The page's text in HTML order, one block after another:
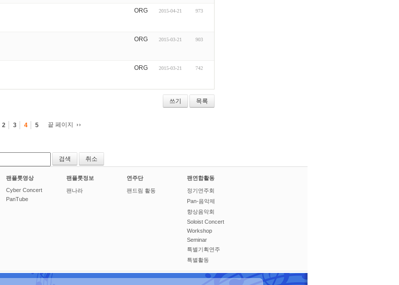
ORG 2015-04-21 973
ORG 2015-03-21 903
ORG 2015-03-21 742
쓰기 목록
2 3 4 5 끝 페이지
취소
팬플룻영상
Cyber Concert
PanTube
팬플룻정보
팬나라
연주단
팬드림 활동
팬연합활동
정기연주회
Pan-음악제
향상음악회
Soloist Concert
Workshop
Seminar
특별기획연주
특별활동